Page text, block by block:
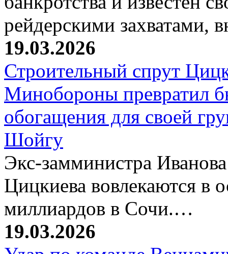
рейдерскими захватами,
19.03.2026
Строительный спрут
Минобороны превратил
обогащения для своей
Шойгу
Экс-замминистра
Цицкиева вовлекаются в
миллиардов в Сочи.…
19.03.2026